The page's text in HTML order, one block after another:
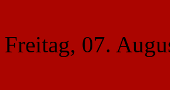
Freitag, 07.